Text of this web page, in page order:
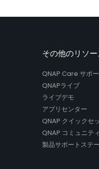
その他のリソー
QNAP Care サポ
QNAPライブ
ライブデモ
アプリセンター
QNAP クイックセ
QNAP コミュニティ
製品サポートステ